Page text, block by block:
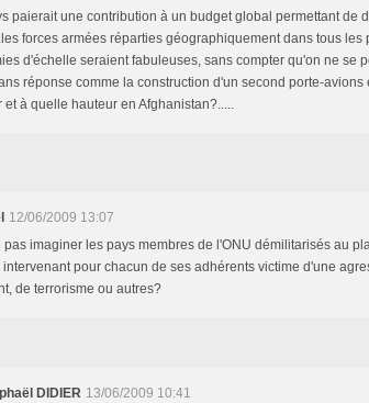
paierait une contribution à un budget global permettant de
forces armées réparties géographiquement dans tous les
d'échelle seraient fabuleuses, sans compter qu'on ne se
réponse comme la construction d'un second porte-avions
et à quelle hauteur en Afghanistan?.....
12/06/2009 13:07
imaginer les pays membres de l'ONU démilitarisés au
intervenant pour chacun de ses adhérents victime d'une
de terrorisme ou autres?
DIDIER 13/06/2009 10:41